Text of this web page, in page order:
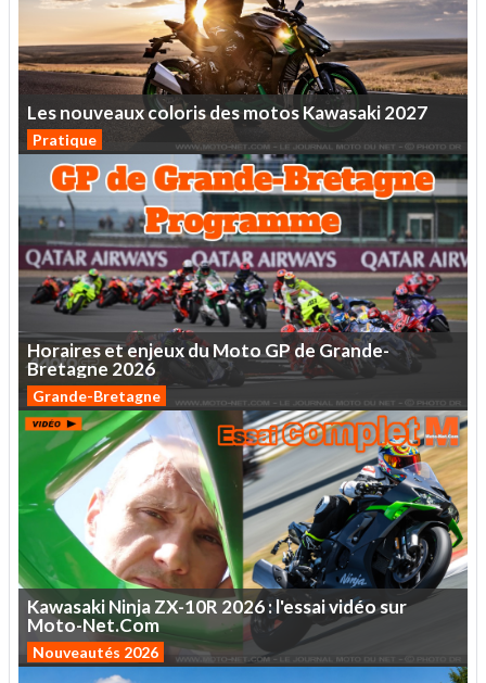
LesnouveauxcolorisdesmotosKawasaki2027
Pratique
HorairesetenjeuxduMotoGPdeGrande-
Bretagne 2026
Grande-Bretagne
KawasakiNinjaZX-10R2026:l'essaividéosur
Moto-Net.Com
Nouveautés 2026